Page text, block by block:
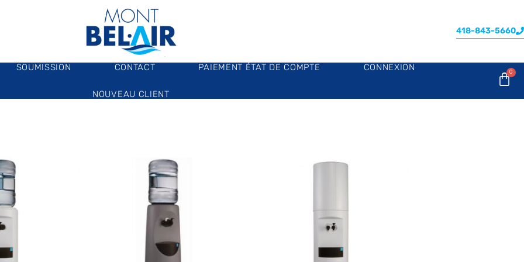
418-843-5660
SOUMISSION CONTACT PAIEMENT ÉTAT DE COMPTE CONNEXION
NOUVEAU CLIENT